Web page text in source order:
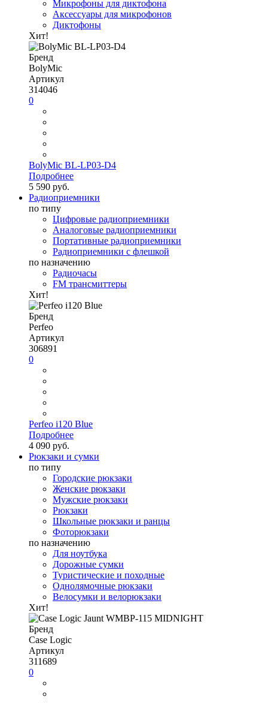
Микрофоны для диктофона
Аксессуары для микрофонов
Диктофоны
Хит!
Бренд
BolyMic
Артикул
314046
0
BolyMic BL-LP03-D4
Подробнее
5 590 руб.
Радиоприемники
по типу
Цифровые радиоприемники
Аналоговые радиоприемники
Портативные радиоприемники
Радиоприемники с флешкой
по назначению
Радиочасы
FM трансмиттеры
Хит!
Бренд
Perfeo
Артикул
306891
0
Perfeo i120 Blue
Подробнее
4 090 руб.
Рюкзаки и сумки
по типу
Городские рюкзаки
Женские рюкзаки
Мужские рюкзаки
Рюкзаки
Школьные рюкзаки и ранцы
Фоторюкзаки
по назначению
Для ноутбука
Дорожные сумки
Туристические и походные
Однолямочные рюкзаки
Велосумки и велорюкзаки
Хит!
Бренд
Case Logic
Артикул
311689
0